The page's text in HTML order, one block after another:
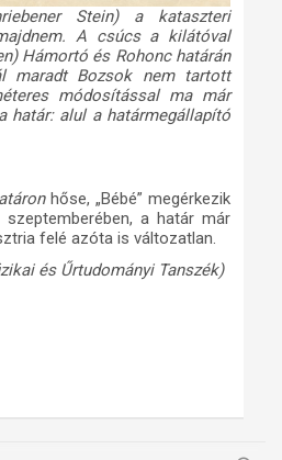
Stein) a kataszteri
A csúcs a kilátóval
Hámortó és Rohonc határán
maradt Bozsok nem tartott
módosítással ma már
határ: alul a határmegállapító
hőse, „Bébé” megérkezik
a határ már
felé azóta is változatlan.
és Űrtudományi Tanszék)